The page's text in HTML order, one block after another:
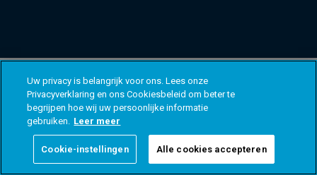
Uw privacy is belangrijk voor ons. Lees onze
Privacyverklaring en ons Cookiesbeleid om beter te
begrijpen hoe wij uw persoonlijke informatie
gebruiken. Leer meer
Cookie-instellingen Alle cookies accepteren